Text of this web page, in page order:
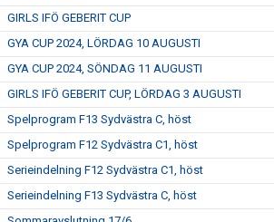
GIRLS IFÖ GEBERIT CUP
GYA CUP 2024, LÖRDAG 10 AUGUSTI
GYA CUP 2024, SÖNDAG 11 AUGUSTI
GIRLS IFÖ GEBERIT CUP, LÖRDAG 3 AUGUSTI
Spelprogram F13 Sydvästra C, höst
Spelprogram F12 Sydvästra C1, höst
Serieindelning F12 Sydvästra C1, höst
Serieindelning F13 Sydvästra C, höst